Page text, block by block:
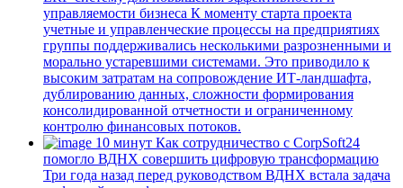
управляемости бизнеса К моменту старта проекта
учетные и управленческие процессы на предприятиях
группы поддерживались несколькими разрозненными и
морально устаревшими системами. Это приводило к
высоким затратам на сопровождение ИТ-ландшафта,
дублированию данных, сложности формирования
консолидированной отчетности и ограниченному
контролю финансовых потоков.
10 минут Как сотрудничество с CorpSoft24
помогло ВДНХ совершить цифровую трансформацию
Три года назад перед руководством ВДНХ встала задача